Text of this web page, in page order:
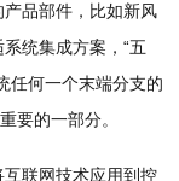
品部件，比如新风
统集成方案，“五
任何一个末端分支的
要的一部分。
联网技术应用到控